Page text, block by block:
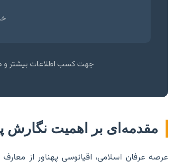
جهت کسب اطلاعات بیشتر و
مقدمه‌ای بر اهمیت نگارش
عرصه عرفان اسلامی، اقیانوسی پهناور از